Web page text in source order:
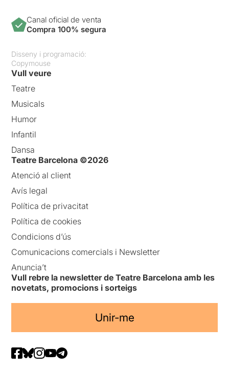
Canal oficial de venta
Compra 100% segura
Disseny i programació:
Copymouse
Vull veure
Teatre
Musicals
Humor
Infantil
Dansa
Teatre Barcelona ©2026
Atenció al client
Avís legal
Política de privacitat
Política de cookies
Condicions d’ús
Comunicacions comercials i Newsletter
Anuncia’t
Vull rebre la newsletter de Teatre Barcelona amb les
novetats, promocions i sorteigs
Unir-me